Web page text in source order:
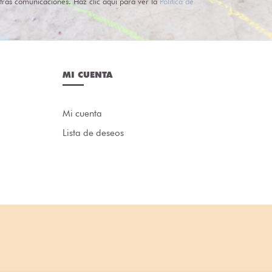
MI CUENTA
Mi cuenta
Lista de deseos